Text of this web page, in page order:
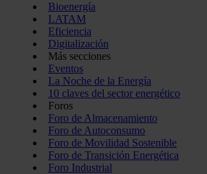
Bioenergía
LATAM
Eficiencia
Digitalización
Más secciones
Eventos
La Noche de la Energía
10 claves del sector energético
Foros
Foro de Almacenamiento
Foro de Autoconsumo
Foro de Movilidad Sostenible
Foro de Transición Energética
Foro Industrial